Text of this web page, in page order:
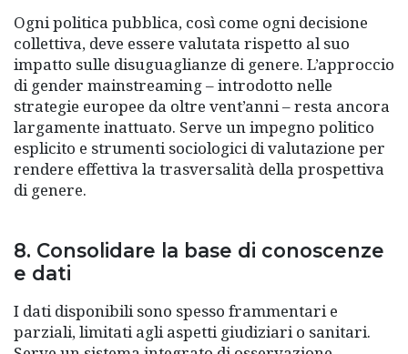
Ogni politica pubblica, così come ogni decisione
collettiva, deve essere valutata rispetto al suo
impatto sulle disuguaglianze di genere. L’approccio
di gender mainstreaming – introdotto nelle
strategie europee da oltre vent’anni – resta ancora
largamente inattuato. Serve un impegno politico
esplicito e strumenti sociologici di valutazione per
rendere effettiva la trasversalità della prospettiva
di genere.
8. Consolidare la base di conoscenze
e dati
I dati disponibili sono spesso frammentari e
parziali, limitati agli aspetti giudiziari o sanitari.